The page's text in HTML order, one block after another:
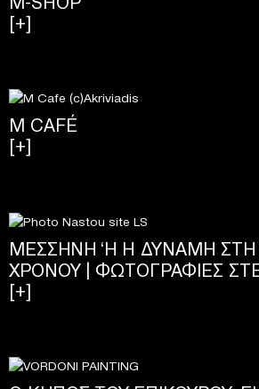
[+]
M CAFÉ
[+]
ΜΕΣΣΗΝΗ ‘Η H ΔΥΝΑΜΗ ΣΤΗ
ΧΡΟΝΟΥ | ΦΩΤΟΓΡΑΦΙΕΣ
[+]